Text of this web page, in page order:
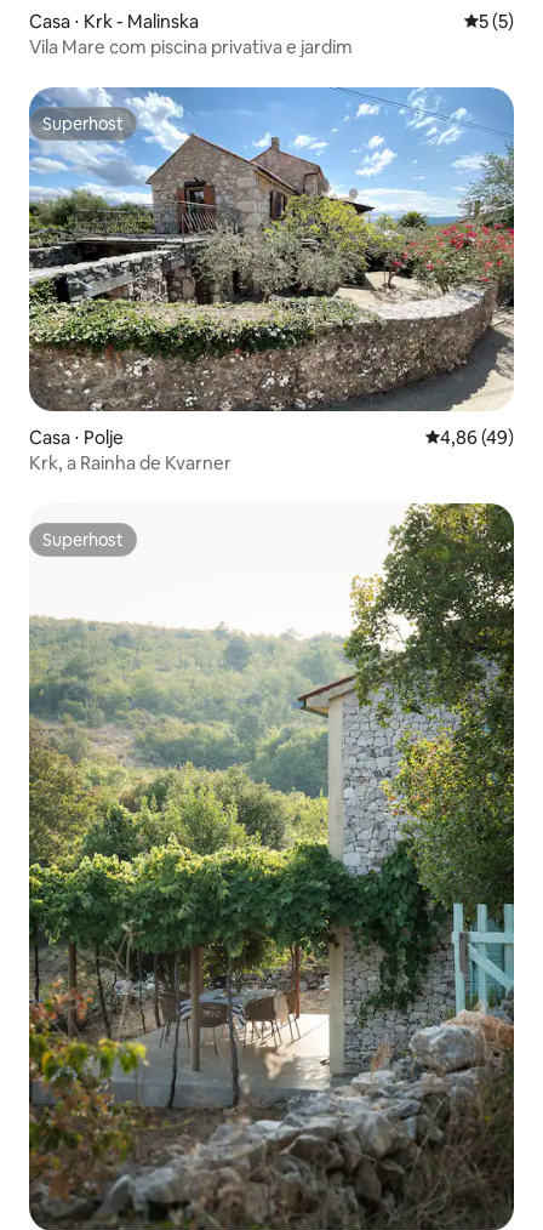
Casa ⋅ Krk - Malinska 5 de
5 (5)
Vila Mare com piscina privativa e jardim
Superhost
Superhost
Casa ⋅ Polje 4,86 de uma
4,86 (49)
Krk, a Rainha de Kvarner
Superhost
Superhost